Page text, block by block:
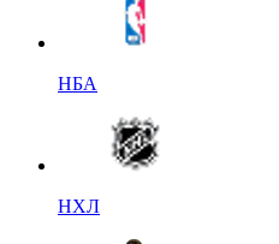
НБА
НХЛ